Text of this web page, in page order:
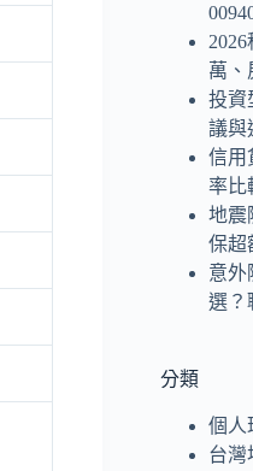
萬、
投資
議與
信用
率比
地震
保超
意外
選？
分類
個人
台灣